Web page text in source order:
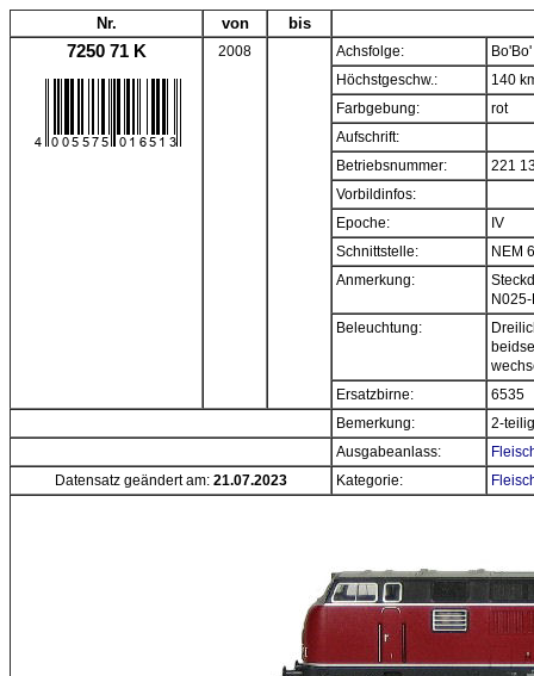
Nr. von bis
7250 71 K 2008 Achsfolge:
Bo'Bo'
Höchstgeschw.:
140
Farbgebung:
rot
Aufschrift:
Betriebsnummer:
221
Vorbildinfos:
Epoche:
IV
Schnittstelle:
NEM
Anmerkung:
Beleuchtung:
Ersatzbirne:
6535
Bemerkung:
2-
Ausgabeanlass:
Datensatz geändert am: 21.07.2023 Kategorie: